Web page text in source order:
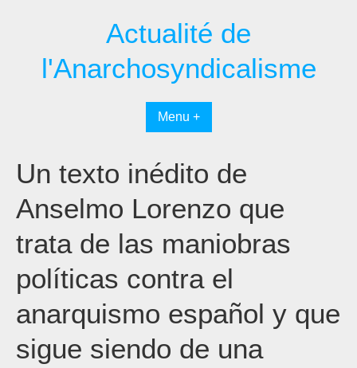
Actualité de
l'Anarchosyndicalisme
Menu +
Un texto inédito de
Anselmo Lorenzo que
trata de las maniobras
políticas contra el
anarquismo español y que
sigue siendo de una